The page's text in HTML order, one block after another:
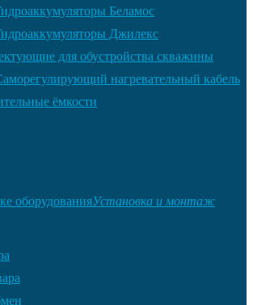
Беламос
Джилекс
для обустройства скважины
нагревательный кабель
ёмкости
оборудованияУстановка и монтаж